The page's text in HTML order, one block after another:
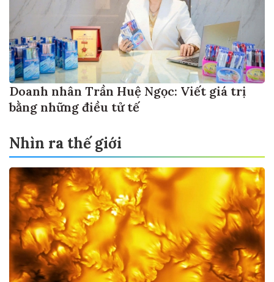
Doanh nhân Trần Huệ Ngọc: Viết giá trị
bằng những điều tử tế
Nhìn ra thế giới